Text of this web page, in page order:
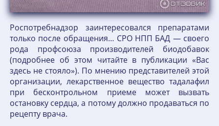
Роспотребнадзор заинтересовался препаратами
только после обращения… СРО НПП БАД — своего
рода профсоюза производителей биодобавок
(подробнее об этом читайте в публикации «Вас
здесь не стояло»). По мнению представителей этой
организации, лекарственное вещество тадалафил
при бесконтрольном приеме может вызвать
остановку сердца, а потому должно продаваться по
рецепту врача.